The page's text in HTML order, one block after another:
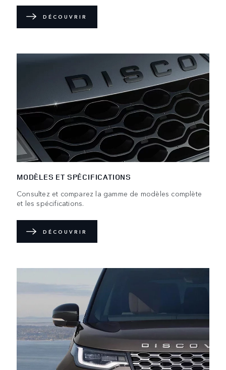
DÉCOUVRIR
MODÈLES ET SPÉCIFICATIONS
Consultez et comparez la gamme de modèles complète
et les spécifications.
DÉCOUVRIR